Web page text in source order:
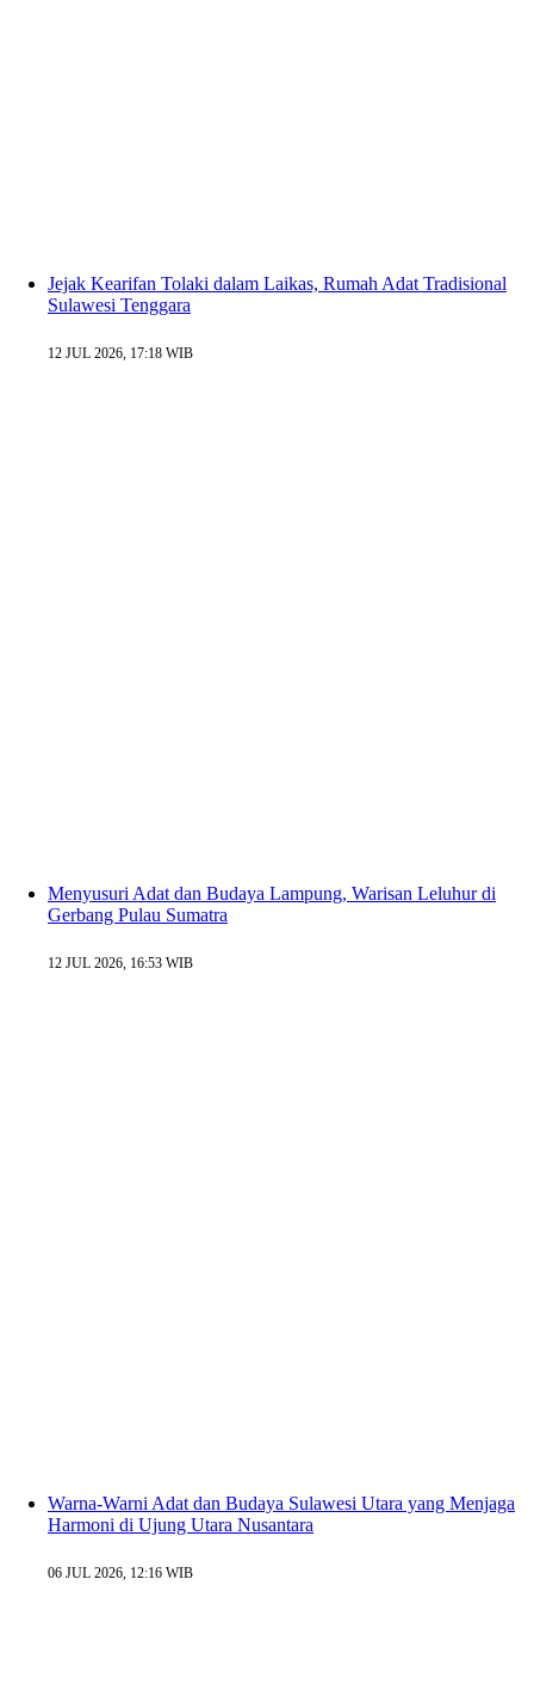
Jejak Kearifan Tolaki dalam Laikas, Rumah Adat Tradisional
Sulawesi Tenggara
12 JUL 2026, 17:18 WIB
Menyusuri Adat dan Budaya Lampung, Warisan Leluhur di
Gerbang Pulau Sumatra
12 JUL 2026, 16:53 WIB
Warna-Warni Adat dan Budaya Sulawesi Utara yang Menjaga
Harmoni di Ujung Utara Nusantara
06 JUL 2026, 12:16 WIB